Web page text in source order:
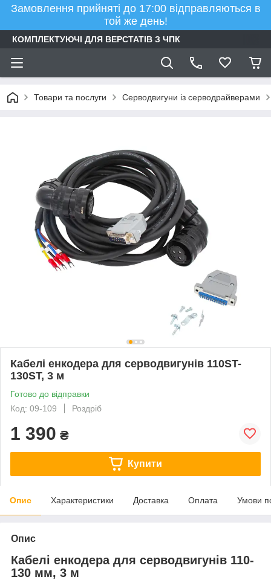
Замовлення прийняті до 17:00 відправляються в
той же день!
КОМПЛЕКТУЮЧІ ДЛЯ ВЕРСТАТІВ З ЧПК
Товари та послуги Серводвигуни із серводрайверами
Кабелі енкодера для серводвигунів 110ST-
130ST, 3 м
Готово до відправки
Код: 09-109
Роздріб
1 390 ₴
Купити
Опис Характеристики Доставка Оплата Умови
Опис
Кабелі енкодера для серводвигунів 110-
130 мм, 3 м